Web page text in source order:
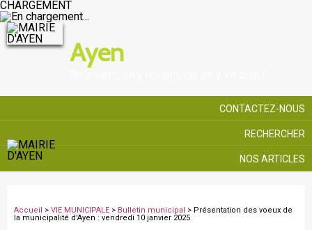
CHARGEMENT
Ayen
CONTACTEZ-NOUS
RECHERCHER
NOS ARTICLES
Accueil > VIE MUNICIPALE > Bulletin municipal > Présentation des voeux de
la municipalité d'Ayen : vendredi 10 janvier 2025